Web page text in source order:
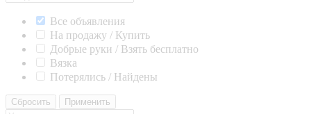
Все объявления
На продажу / Купить
Добрые руки / Взять бесплатно
Вязка
Потерялись / Найдены
Сбросить Применить